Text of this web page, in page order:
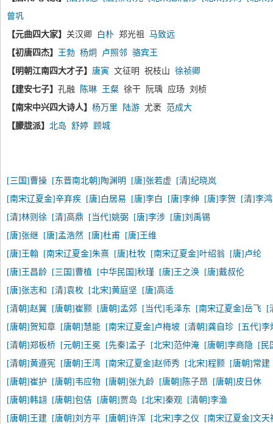
曾巩
【元曲四大家】 关汉卿 白朴 郑光祖 马致远
【初唐四杰】
王勃 杨炯 卢照邻 骆宾王
【明朝江南四大才子】 唐寅 文征明 祝枝山 徐祯卿
【建安七子】 孔融 陈琳 王粲 徐干 阮瑀 应玚 刘桢
【南宋中兴四大诗人】 杨万里 陆游 尤袤 范成大
【朦胧派】 北岛 舒婷 顾城
[三国]曹操 [东晋南北朝]陶渊明 [唐]张若虚
[清]纪晓岚
[南宋辽夏金]辛弃疾
[唐]白居易 [唐]李白 [唐]李绅 [唐]李贺
[清]李
[清]林则徐
[清]高鼎 [当代]姚弼 [唐]李涉
[唐]刘禹锡
[唐]张继
[唐]孟浩然 [唐]杜甫
[唐]王维
[唐]王翰
[南宋辽夏金]朱熹 [唐]杜牧 [南宋辽夏金]叶绍翁
[唐]卢纶
[唐]王昌龄
[三国]曹植 [中华民国]秋瑾 [唐]王之涣
[唐]戴叔伦
[唐]张志和
[清]袁枚 [北宋]黄庭坚
[唐]高适
[清朝]赵翼
[唐朝]崔颢 [唐朝]孟郊 [当代]毛泽东 [南宋辽夏金]岳飞
[
[唐朝]贺知章
[唐朝]慧能 [南宋辽夏金]卢梅坡 [清朝]龚自珍
[五代]李
[清朝]郑板桥
[元朝]王冕 [先秦]孟子 [北宋]范仲淹 [唐朝]李商隐
[民
[清朝]黄遵宪
[唐朝]王湾 [南宋辽夏金]赵师秀 [北宋]程颢
[唐朝]常建
[唐朝]崔护
[唐朝]韦应物 [唐朝]张九龄 [唐朝]陈子昂
[唐朝]皮日休
[唐朝]韩翃
[唐朝]包佶 [唐朝]贾岛 [北宋]秦观
[清朝]李渔
[唐朝]王建
[唐朝]刘方平 [唐朝]许浑 [北宋]李之仪
[南宋辽夏金]文天